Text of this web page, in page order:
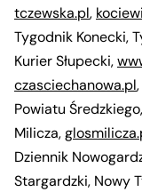
tczewska.pl,
Tygodnik Konecki,
Kurier Słupecki,
czasciechanowa.pl,
Powiatu Średzkiego,
Milicza,
Dziennik
Stargardzki, Nowy